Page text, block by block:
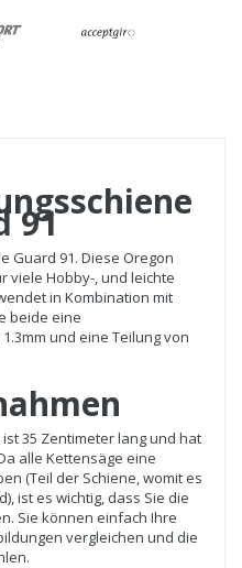
91
Guard 91. Diese Oregon
viele Hobby-, und leichte
in Kombination mit
beide eine
und eine Teilung von
35 Zentimeter lang und hat
alle Kettensäge eine
(Teil der Schiene, womit es
ist es wichtig, dass Sie die
Sie können einfach Ihre
vergleichen und die